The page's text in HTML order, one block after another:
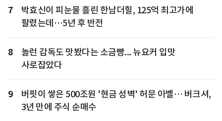
7
박효신이 피눈물 흘린 한남더힐, 125억 최고가에
팔렸는데…5년 후 반전
8
놀런 감독도 맛봤다는 소금빵... 뉴요커 입맛
사로잡았다
9
버핏이 쌓은 500조원 '현금 성벽' 허문 아벨… 버크셔,
3년 만에 주식 순매수